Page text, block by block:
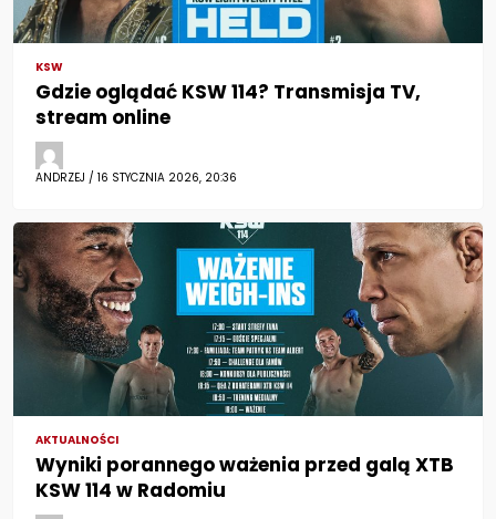
KSW
Gdzie oglądać KSW 114? Transmisja TV,
stream online
ANDRZEJ / 16 STYCZNIA 2026, 20:36
AKTUALNOŚCI
Wyniki porannego ważenia przed galą XTB
KSW 114 w Radomiu